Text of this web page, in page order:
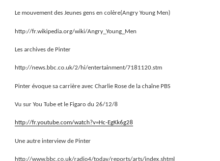
Le mouvement des Jeunes gens en colère(Angry Young Men)
http://fr.wikipedia.org/wiki/Angry_Young_Men
Les archives de Pinter
http://news.bbc.co.uk/2/hi/entertainment/7181120.stm
Pinter évoque sa carrière avec Charlie Rose de la chaîne PBS
Vu sur You Tube et le Figaro du 26/12/8
http://fr.youtube.com/watch?v=Hc-EgKk6g28
Une autre interview de Pinter
http://www.bbc.co.uk/radio4/today/reports/arts/index.shtml